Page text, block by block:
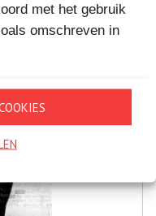
met het gebruik
omschreven in